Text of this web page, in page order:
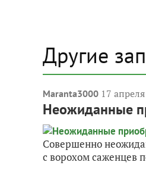
Другие
Maranta3000 17
Неожиданные
Совершенно
с ворохом саженцев